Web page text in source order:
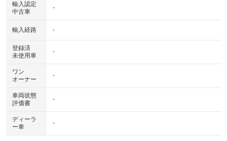
輸入認定
中古車
-
輸入経路 -
登録済
未使用車
-
ワン
オーナー
-
車両状態
評価書
-
ディーラ
ー車
-